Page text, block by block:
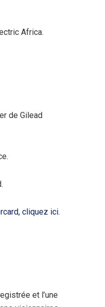
Africa.
de Gilead
cliquez ici.
et l’une